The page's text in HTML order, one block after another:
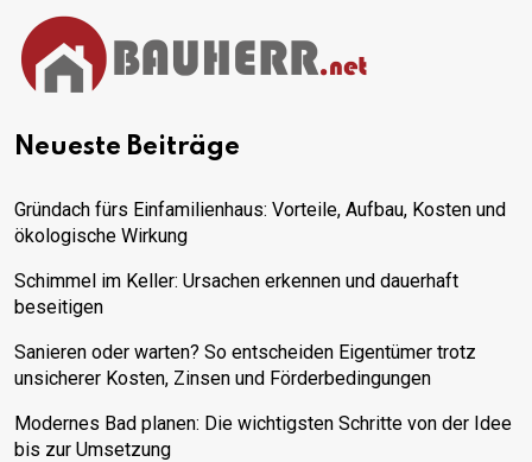
Neueste Beiträge
Gründach fürs Einfamilienhaus: Vorteile, Aufbau, Kosten und
ökologische Wirkung
Schimmel im Keller: Ursachen erkennen und dauerhaft
beseitigen
Sanieren oder warten? So entscheiden Eigentümer trotz
unsicherer Kosten, Zinsen und Förderbedingungen
Modernes Bad planen: Die wichtigsten Schritte von der Idee
bis zur Umsetzung